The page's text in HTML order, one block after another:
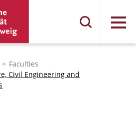
Menu
Faculties
Civil Engineering and